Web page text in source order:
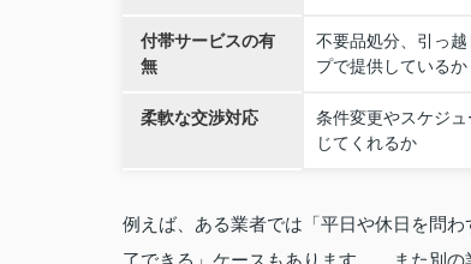
付帯サービスの有
無
不要品処分、引っ
プで提供しているか
柔軟な交渉対応
条件変更やスケジ
じてくれるか
例えば、ある業者では「平日や休日を問
了できる」ケースもあります 。また別の